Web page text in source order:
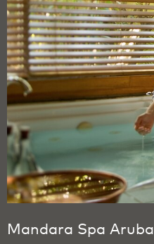
Mandara Spa Aruba